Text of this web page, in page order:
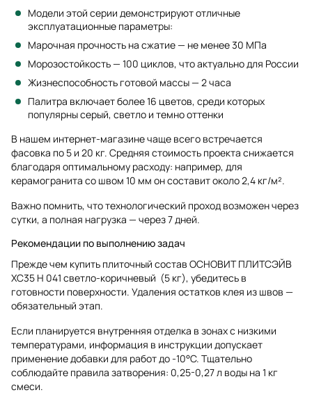
Модели этой серии демонстрируют отличные
эксплуатационные параметры:
Марочная прочность на сжатие — не менее 30 МПа
Морозостойкость — 100 циклов, что актуально для России
Жизнеспособность готовой массы — 2 часа
Палитра включает более 16 цветов, среди которых
популярны серый, светло и темно оттенки
В нашем интернет-магазине чаще всего встречается
фасовка по 5 и 20 кг. Средняя стоимость проекта снижается
благодаря оптимальному расходу: например, для
керамогранита со швом 10 мм он составит около 2,4 кг/м².
Важно помнить, что технологический проход возможен через
сутки, а полная нагрузка — через 7 дней.
Рекомендации по выполнению задач
Прежде чем купить плиточный состав ОСНОВИТ ПЛИТСЭЙВ
XC35 H 041 светло-коричневый (5 кг), убедитесь в
готовности поверхности. Удаления остатков клея из швов —
обязательный этап.
Если планируется внутренняя отделка в зонах с низкими
температурами, информация в инструкции допускает
применение добавки для работ до -10°С. Тщательно
соблюдайте правила затворения: 0,25-0,27 л воды на 1 кг
смеси.